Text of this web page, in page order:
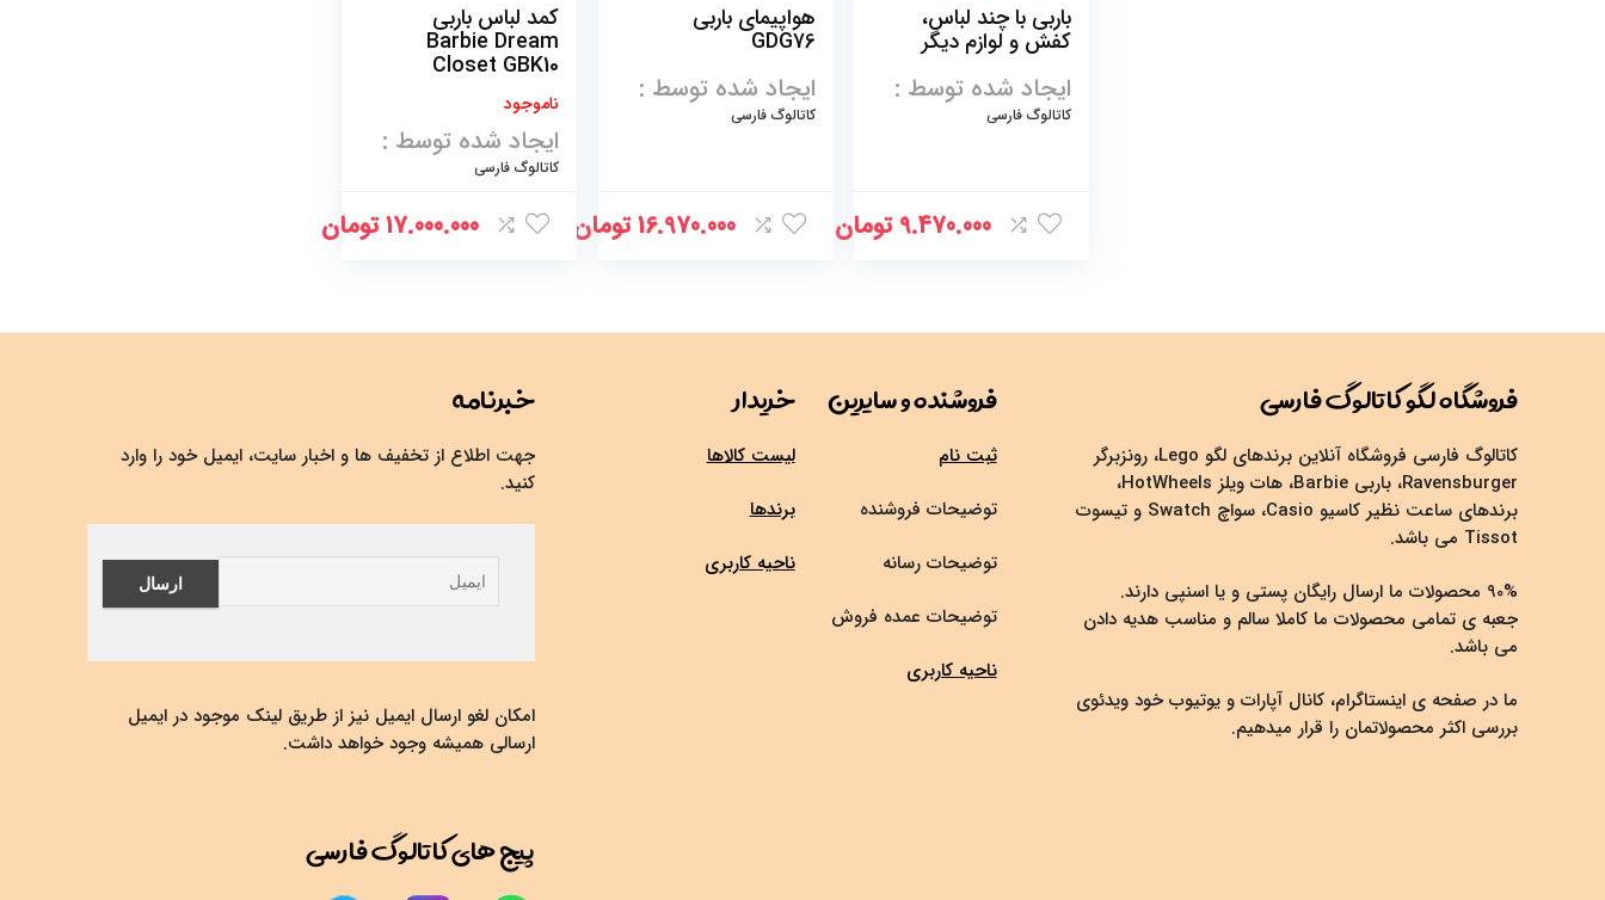
باربی با چند لباس،
کفش و لوازم دیگر
ایجاد شده توسط :
کاتالوگ فارسی
9.470.000 تومان
هواپیمای باربی
GDG76
ایجاد شده توسط :
کاتالوگ فارسی
16.970.000 تومان
کمد لباس باربی
Barbie Dream
Closet GBK10
ناموجود
ایجاد شده توسط :
کاتالوگ فارسی
17.000.000تومان
فروشگاه لگو کاتالوگ فارسی
کاتالوگ فارسی فروشگاه آنلاین برندهای لگو Lego، رونزبرگر
Ravensburger، باربی Barbie، هات ویلز HotWheels،
برندهای ساعت نظیر کاسیو Casio، سواچ Swatch و تیسوت
Tissot می باشد.
90% محصولات ما ارسال رایگان پستی و یا اسنپی دارند.
جعبه ی تمامی محصولات ما کاملا سالم و مناسب هدیه دادن
می باشد.
ما در صفحه ی اینستاگرام، کانال آپارات و یوتیوب خود ویدئوی
بررسی اکثر محصولاتمان را قرار میدهیم.
فروشنده و سایرین
ثبت نام
توضیحات فروشنده
توضیحات رسانه
توضیحات عمده فروش
ناحیه کاربری
خریدار
لیست کالاها
برندها
ناحیه کاربری
خبرنامه
جهت اطلاع از تخفیف ها و اخبار سایت، ایمیل خود را وارد
کنید.
امکان لغو ارسال ایمیل نیز از طریق لینک موجود در ایمیل
ارسالی همیشه وجود خواهد داشت.
پیج های کاتالوگ فارسی